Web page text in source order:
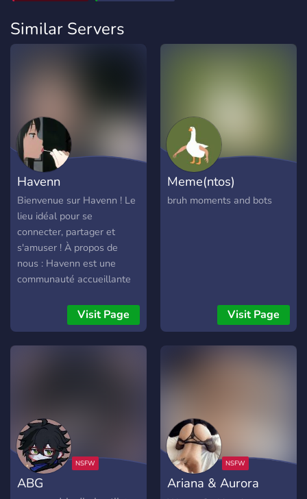
Similar Servers
Havenn
Bienvenue sur Havenn ! Le
lieu idéal pour se
connecter, partager et
s'amuser ! À propos de
nous : Havenn est une
communauté accueillante
passionnés de sujet varier
se réunissent pour discuter,
partager des idées, et créer
Rencontrez des personnes
partageant les mêmes
intérêts et établissez des
amitiés durables. 💬 Des
discussions animées :
Visit Page
Meme(ntos)
bruh moments and bots
Visit Page
ABG
Ariana & Aurora